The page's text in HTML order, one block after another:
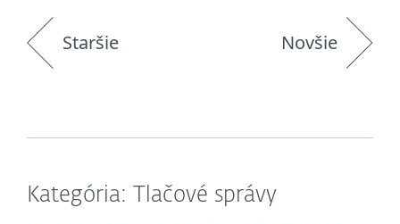
Staršie Novšie
Kategória: Tlačové správy